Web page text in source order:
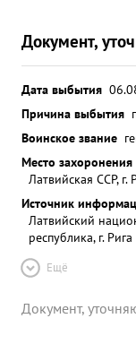
Документ,
Дата выбытия
Причина выбытия
Воинское звание
Место захоронения
Латвийская ССР,
Источник
Латвийский
республика, г. Рига
Ещё
Документ,